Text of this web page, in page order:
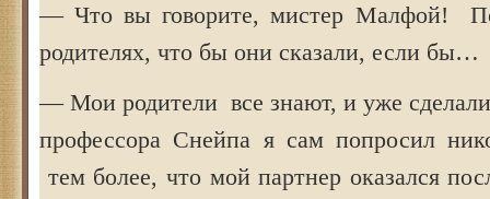
— Что вы говорите, мистер Малфой!
родителях, что бы они сказали, если бы…
— Мои родители все знают, и уже
профессора Снейпа я сам попросил
тем более, что мой партнер оказался